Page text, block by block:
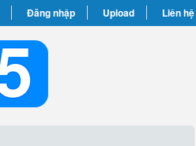
Đăng nhập Upload Liên hệ